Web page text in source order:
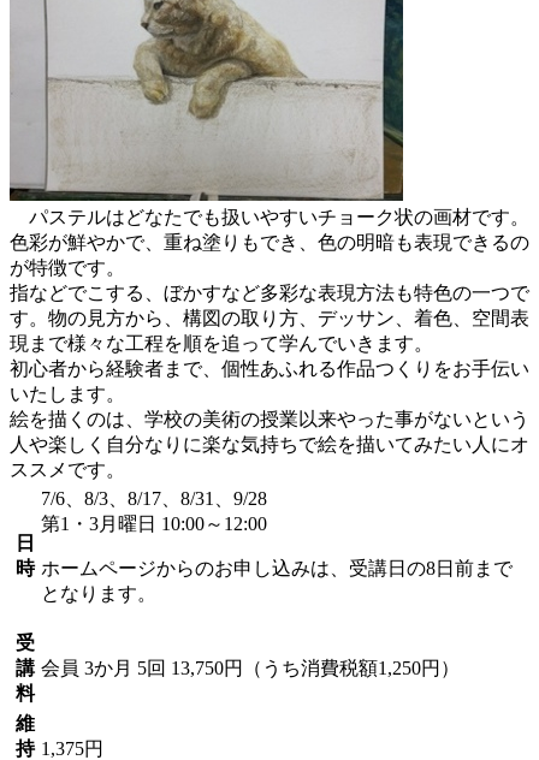
パステルはどなたでも扱いやすいチョーク状の画材です。
色彩が鮮やかで、重ね塗りもでき、色の明暗も表現できるの
が特徴です。
指などでこする、ぼかすなど多彩な表現方法も特色の一つで
す。物の見方から、構図の取り方、デッサン、着色、空間表
現まで様々な工程を順を追って学んでいきます。
初心者から経験者まで、個性あふれる作品つくりをお手伝い
いたします。
絵を描くのは、学校の美術の授業以来やった事がないという
人や楽しく自分なりに楽な気持ちで絵を描いてみたい人にオ
ススメです。
日
時
7/6、8/3、8/17、8/31、9/28
第1・3月曜日 10:00～12:00
ホームページからのお申し込みは、受講日の8日前まで
となります。
受
講
料
会員 3か月 5回 13,750円（うち消費税額1,250円）
維
持 1,375円